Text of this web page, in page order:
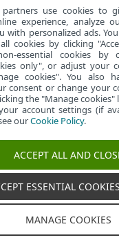
escritorio
de ESET
spol. s
use cookies to
experience, analyze
with personalized ads.
cookies by clicking
essential cookies by
only", or adjust your
cookies". You also
consent or change your
the "Manage cookies"
account settings (if
ourCookie Policy.
ACCEPT ALL AND
ESSENTIAL
MANAGE COOKIES